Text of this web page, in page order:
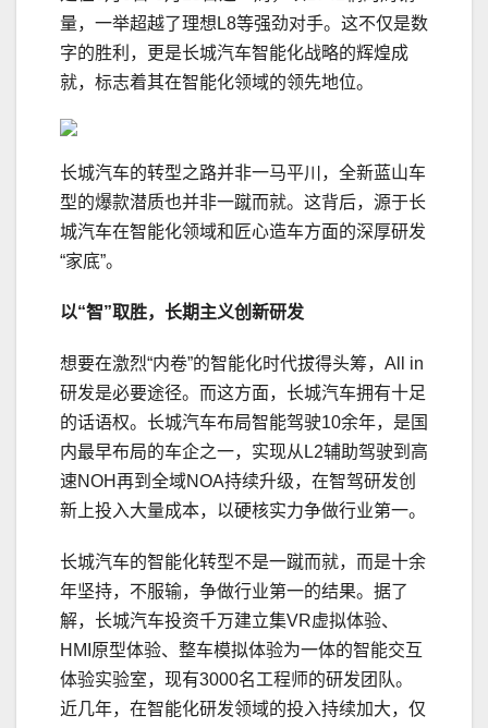
量，一举超越了理想L8等强劲对手。这不仅是数
字的胜利，更是长城汽车智能化战略的辉煌成
就，标志着其在智能化领域的领先地位。
长城汽车的转型之路并非一马平川，全新蓝山车
型的爆款潜质也并非一蹴而就。这背后，源于长
城汽车在智能化领域和匠心造车方面的深厚研发
“家底”。
以“智”取胜， 长期主义创新研发
想要在激烈“内卷”的智能化时代拔得头筹，All in
研发是必要途径。而这方面，长城汽车拥有十足
的话语权。长城汽车布局智能驾驶10余年，是国
内最早布局的车企之一，实现从L2辅助驾驶到高
速NOH再到全域NOA持续升级，在智驾研发创
新上投入大量成本，以硬核实力争做行业第一。
长城汽车的智能化转型不是一蹴而就，而是十余
年坚持，不服输，争做行业第一的结果。据了
解，长城汽车投资千万建立集VR虚拟体验、
HMI原型体验、整车模拟体验为一体的智能交互
体验实验室，现有3000名工程师的研发团队。
近几年，在智能化研发领域的投入持续加大，仅